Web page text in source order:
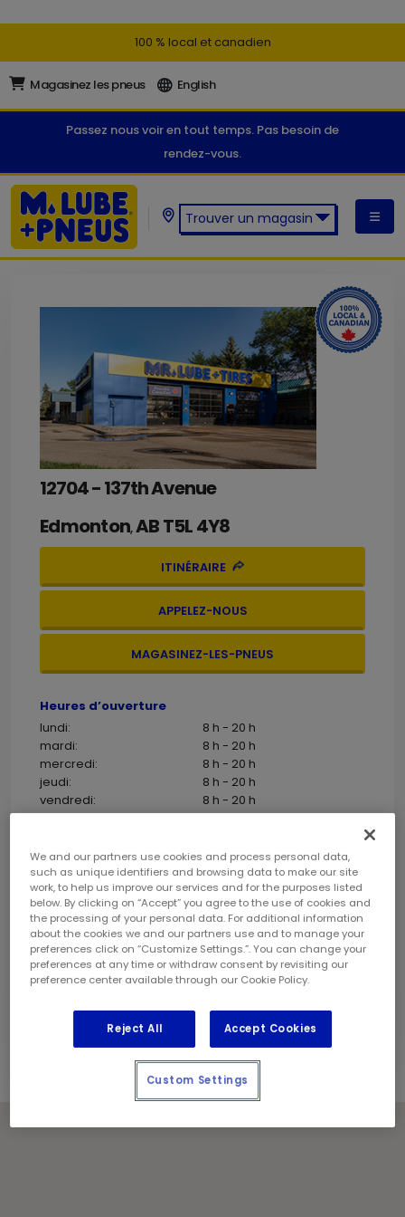
100 % local et canadien
Magasinez les pneus English
Passez nous voir en tout temps. Pas besoin de
rendez-vous.
Trouver un magasin
12704 - 137th Avenue
Edmonton,ABT5L 4Y8
ITINÉRAIRE
APPELEZ-NOUS
MAGASINEZ-LES-PNEUS
Heures d’ouverture
lundi:
8 h - 20 h
mardi:
8 h - 20 h
mercredi:
8 h - 20 h
jeudi:
8 h - 20 h
vendredi:
8 h - 20 h
samedi:
8 h - 18 h
Coordonnées
Téléphone:
(780) 456 8918
Gérant de magasin:
Sahillpreet Singh-Gill
Géré et exploité localement par :
RC partnership Ltd.
Jours fériés
Communiquez avec le centre pour les heures de
service.
We and our partners use cookies and process personal data,
such as unique identifiers and browsing data to make our site
work, to help us improve our services and for the purposes listed
below. By clicking on “Accept” you agree to the use of cookies and
the processing of your personal data. For additional information
about the cookies we and our partners use and to manage your
preferences click on “Customize Settings.”. You can change your
preferences at any time or withdraw consent by revisiting our
preference center available through our Cookie Policy.
Reject All Accept Cookies
Custom Settings